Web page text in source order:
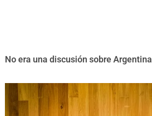
No era una discusión sobre Argentina